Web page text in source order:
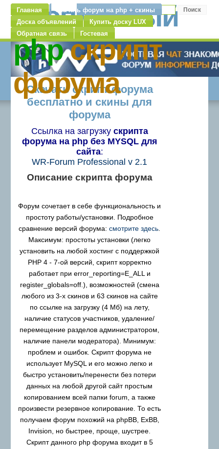
бесплатный
php скрипт
форума
Главная
Скачать форум на php + скины
Доска объявлений
Купить доску LUX
Обратная связь
Гостевая
Скачать скрипт форума
бесплатно и скины для
форума
Ссылка на загрузку скрипта
форума на php без MYSQL для
сайта:
WR-Forum Professional v 2.1
Описание скрипта форума
Форум сочетает в себе функциональность и
простоту работы/установки. Подробное
сравнение версий форума:смотрите здесь
Максимум: простоты установки (легко
установить на любой хостинг с поддержкой
PHP 4 - 7-ой версий, скрипт корректно
работает при error_reporting=E_ALL и
register_globals=off.), возможностей (смена
любого из 3-х скинов и 63 скинов на сайте
по ссылке на загрузку (4 Мб) на лету,
наличие статусов участников, удаление/
перемещение разделов администратором,
наличие панели модератора). Минимум:
проблем и ошибок. Скрипт форума не
использует MySQL и его можно легко и
быстро установить/перенести без потери
данных на любой другой сайт простым
копированием всей папки forum, а также
произвести резервное копирование. То есть
получаем форум похожий на phpBB, ExBB,
Invision, но быстрее, проще, шустрее.
Скрипт данного php форума входит в 5